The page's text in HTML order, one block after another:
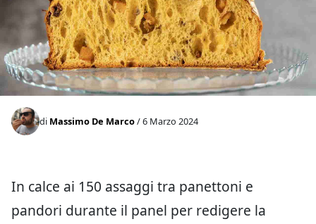
di Massimo De Marco/ 6 Marzo 2024
In calce ai 150 assaggi tra panettoni e
pandori durante il panel per redigere la